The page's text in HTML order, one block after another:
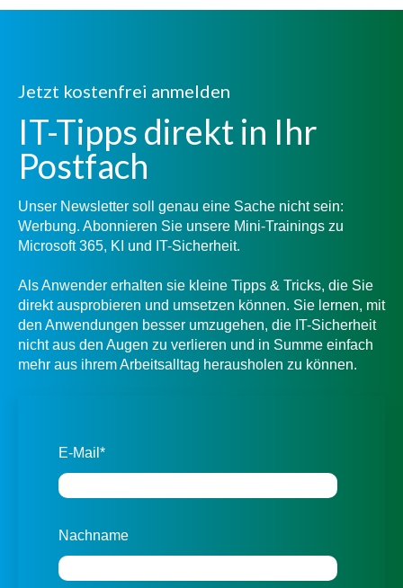
Jetzt kostenfrei anmelden
IT-Tipps direkt in Ihr
Postfach
Unser Newsletter soll genau eine Sache nicht sein:
Werbung. Abonnieren Sie unsere Mini-Trainings zu
Microsoft 365, KI und IT-Sicherheit.
Als Anwender erhalten sie kleine Tipps & Tricks, die Sie
direkt ausprobieren und umsetzen können. Sie lernen, mit
den Anwendungen besser umzugehen, die IT-Sicherheit
nicht aus den Augen zu verlieren und in Summe einfach
mehr aus ihrem Arbeitsalltag herausholen zu können.
E-Mail *
Nachname